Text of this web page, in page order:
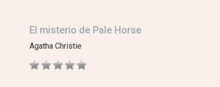
El misterio de Pale Horse
Agatha Christie